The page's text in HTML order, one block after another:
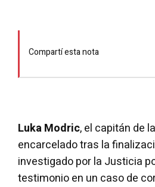
Compartí esta nota
Luka Modric, el capitán de
encarcelado tras la
investigado por la Justicia
testimonio en un caso de